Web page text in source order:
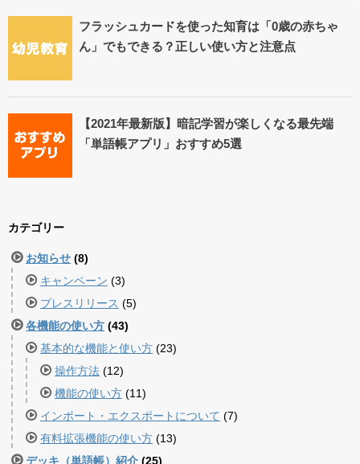
フラッシュカードを使った知育は「0歳の赤ちゃ
ん」でもできる？正しい使い方と注意点
【2021年最新版】暗記学習が楽しくなる最先端
「単語帳アプリ」おすすめ5選
カテゴリー
お知らせ (8)
キャンペーン (3)
プレスリリース (5)
各機能の使い方 (43)
基本的な機能と使い方 (23)
操作方法 (12)
機能の使い方 (11)
インポート・エクスポートについて (7)
有料拡張機能の使い方 (13)
デッキ（単語帳）紹介 (25)